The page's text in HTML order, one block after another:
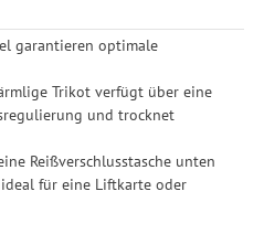
Reichweitenmessungen,
Werbung.
Funktionen, den Drittanbietern
Sie unter Einstellungen. Diese
Nutzung unserer Website nicht
wird. Sie können Ihre
lediglich für bestimmte
für die Zukunft widerrufen.
garantieren optimale
Trikot verfügt über eine
und trocknet
Reißverschlusstasche unten
für eine Liftkarte oder